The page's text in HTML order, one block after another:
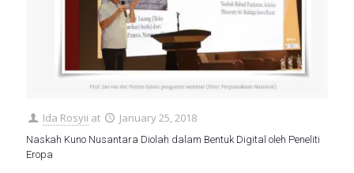
Ida Rosyii at January 25, 2018
Naskah Kuno Nusantara Diolah dalam Bentuk Digital oleh Peneliti
Eropa